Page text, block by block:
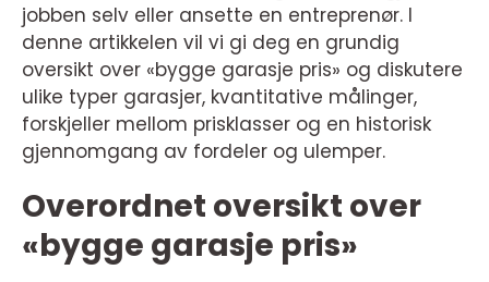
jobben selv eller ansette en entreprenør. I
denne artikkelen vil vi gi deg en grundig
oversikt over «bygge garasje pris» og diskutere
ulike typer garasjer, kvantitative målinger,
forskjeller mellom prisklasser og en historisk
gjennomgang av fordeler og ulemper.
Overordnet oversikt over
«bygge garasje pris»